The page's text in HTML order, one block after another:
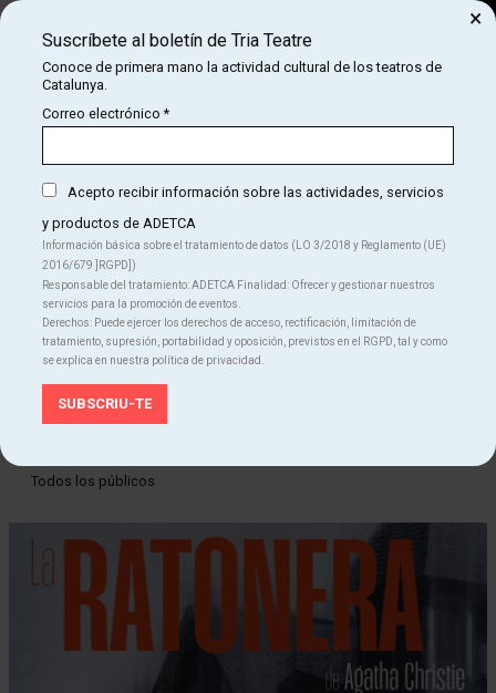
Buscar
CARTELERA
LA RATONERA DE AGATHA CHRISTIE
Del MI 25.02.26 al DO 03.05.26
Teatre Apolo
Duración:100 min
Teatro
Idiomas
Castellano
Todos los públicos
Suscríbete al boletín de Tria Teatre
Conoce de primera mano la actividad cultural de los teatros de
Catalunya.
Correo electrónico*
Acepto recibir información sobre las actividades, servicios
y productos de ADETCA
Información básica sobre el tratamiento de datos (LO 3/2018 y Reglamento (UE)
2016/679 ]RGPD])
Responsable del tratamiento: ADETCA Finalidad: Ofrecer y gestionar nuestros
servicios para la promoción de eventos.
Derechos: Puede ejercer los derechos de acceso, rectificación, limitación de
tratamiento, supresión, portabilidad y oposición, previstos en el RGPD, tal y como
se explica en nuestra política de privacidad.
×